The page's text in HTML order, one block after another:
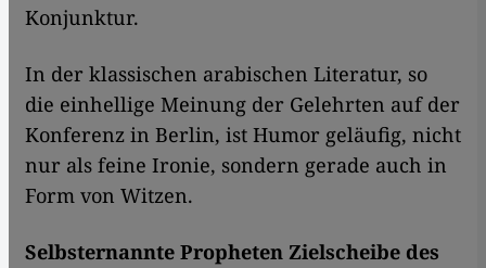
Konjunktur.
In der klassischen arabischen Literatur, so
die einhellige Meinung der Gelehrten auf der
Konferenz in Berlin, ist Humor geläufig, nicht
nur als feine Ironie, sondern gerade auch in
Form von Witzen.
Selbsternannte Propheten Zielscheibe des